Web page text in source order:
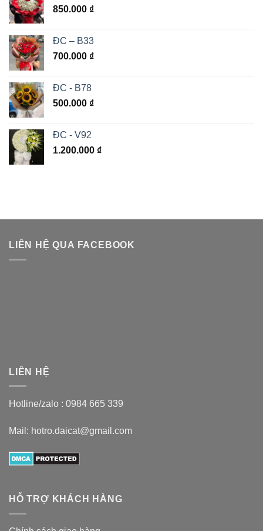
850.000 ₫
ĐC – B33
700.000 ₫
ĐC - B78
500.000 ₫
ĐC - V92
1.200.000 ₫
LIÊN HỆ QUA FACEBOOK
LIÊN HỆ
Hotline/zalo : 0984 665 339
Mail: hotro.daicat@gmail.com
HỖ TRỢ KHÁCH HÀNG